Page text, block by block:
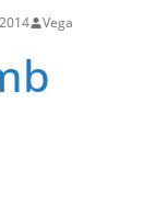
Vega